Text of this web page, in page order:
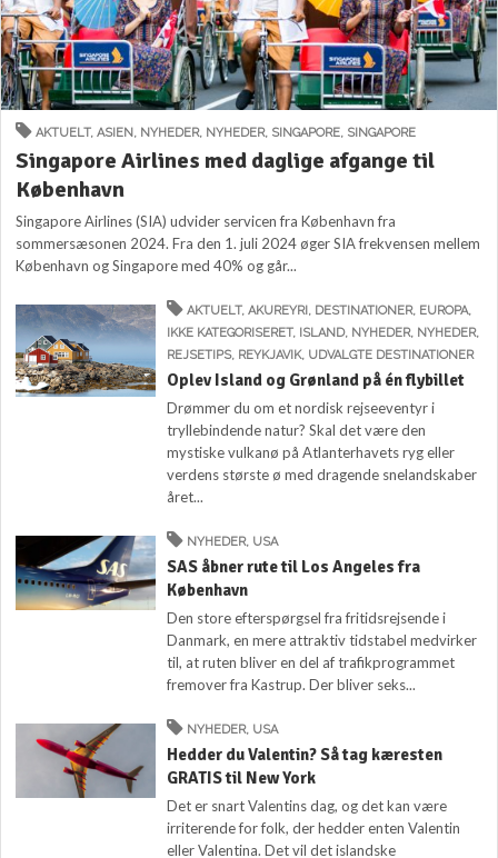
AKTUELT,ASIEN NYHEDER, NYHEDER, SINGAPORE SINGAPORE
Singapore Airlines med daglige afgange til
København
Singapore Airlines (SIA) udvider servicen fra København fra
sommersæsonen 2024. Fra den 1. juli 2024 øger SIA frekvensen mellem
København og Singapore med 40% og går...
AKTUELT,AKUREYRI DESTINATIONER, EUROPA,
IKKE KATEGORISERET, ISLAND, NYHEDER, NYHEDER,
REJSETIPS, REYKJAVIK, UDVALGTE DESTINATIONER
Oplev Island og Grønland på én flybillet
Drømmer du om et nordisk rejseeventyr i
tryllebindende natur? Skal det være den
mystiske vulkanø på Atlanterhavets ryg eller
verdens største ø med dragende snelandskaber
året...
NYHEDER, USA
SAS åbner rute til Los Angeles fra
København
Den store efterspørgsel fra fritidsrejsende i
Danmark, en mere attraktiv tidstabel medvirker
til, at ruten bliver en del af trafikprogrammet
fremover fra Kastrup. Der bliver seks...
NYHEDER, USA
Hedder du Valentin? Så tag kæresten
GRATIS til New York
Det er snart Valentins dag, og det kan være
irriterende for folk, der hedder enten Valentin
eller Valentina. Det vil det islandske